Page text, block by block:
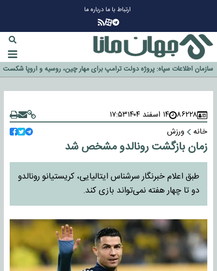
ارتباط با مادرباره ما
گزینه جدایی اوسمار روی میز مدیران پرسپولیس
آیا رئیس جمهور آمریکا قانون را دور می‌زند؟
اخراج رسمی چهره نامدار از پرسپولیس
سازمان اطلاعات سپاه: پروژه دولت ترامپ برای مهار چین، روسیه و اروپا شکست
خورد
۸۶۲۲۸ ۱۴ اسفند ۱۴۰۴
۱۷:۵۳
خانه
ورزش
زمان بازگشت رونالدو مشخص شد
طبق اعلام خبرنگار سرشناس ایتالیایی، کریستیانو رونالدو
دو تا چهار هفته نمی‌تواند بازی کند.